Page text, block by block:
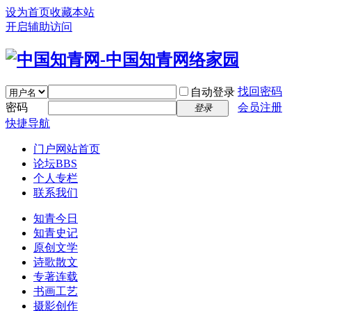
设为首页收藏本站
开启辅助访问
自动登录 找回密码
密码
登录
会员注册
快捷导航
门户网站首页
论坛BBS
个人专栏
联系我们
知青今日
知青史记
原创文学
诗歌散文
专著连载
书画工艺
摄影创作